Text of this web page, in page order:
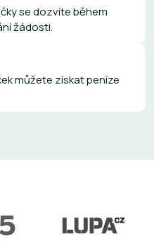
se dozvíte během
žádosti.
můžete získat peníze